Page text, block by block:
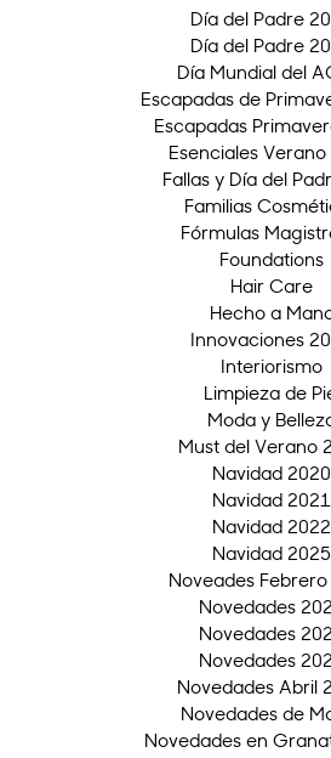
Día del Padre
Día del Padre
Día Mundial del
Escapadas de
Escapadas
Esenciales
Fallas y Día del
Familias
Fórmulas
Foundations
Hair Care
Hecho a
Innovaciones
Interiorismo
Limpieza de
Moda y
Must del Verano
Navidad 2020
Navidad 2021
Navidad 2022
Navidad 2025
Noveades
Novedades
Novedades
Novedades
Novedades Abril
Novedades de
Novedades en